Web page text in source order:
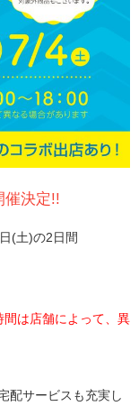
決定!!
土)の2日間
は店舗によって、異
配サービスも充実し